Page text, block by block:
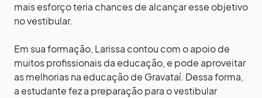
mais esforço teria chances de alcançar esse objetivo
no vestibular.
Em sua formação, Larissa contou com o apoio de
muitos profissionais da educação, e pode aproveitar
as melhorias na educação de Gravataí. Dessa forma,
a estudante fez a preparação para o vestibular